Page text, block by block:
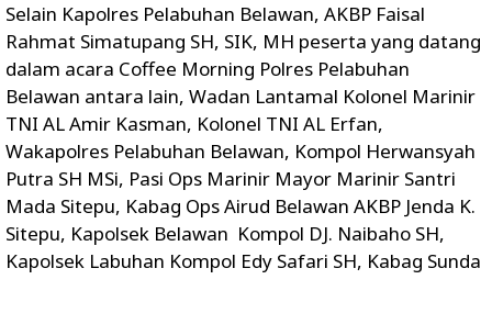
Selain Kapolres Pelabuhan Belawan, AKBP Faisal
Rahmat Simatupang SH, SIK, MH peserta yang datang
dalam acara Coffee Morning Polres Pelabuhan
Belawan antara lain, Wadan Lantamal Kolonel Marinir
TNI AL Amir Kasman, Kolonel TNI AL Erfan,
Wakapolres Pelabuhan Belawan, Kompol Herwansyah
Putra SH MSi, Pasi Ops Marinir Mayor Marinir Santri
Mada Sitepu, Kabag Ops Airud Belawan AKBP Jenda K.
Sitepu, Kapolsek Belawan Kompol DJ. Naibaho SH,
Kapolsek Labuhan Kompol Edy Safari SH, Kabag Sunda